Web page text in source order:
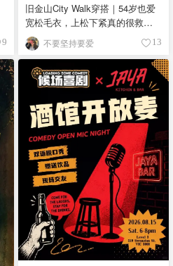
9
旧金山City Walk穿搭｜54岁也爱
宽松毛衣，上松下紧真的很救比
例
不要坚持要爱 13